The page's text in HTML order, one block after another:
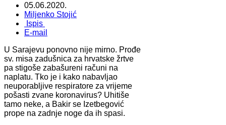
05.06.2020.
Miljenko Stojić
Ispis
E-mail
U Sarajevu ponovno nije mirno. Prođe
sv. misa zadušnica za hrvatske žrtve
pa stigoše zabašureni računi na
naplatu. Tko je i kako nabavljao
neuporabljive respiratore za vrijeme
pošasti zvane koronavirus? Uhitiše
tamo neke, a Bakir se Izetbegović
prope na zadnje noge da ih spasi.